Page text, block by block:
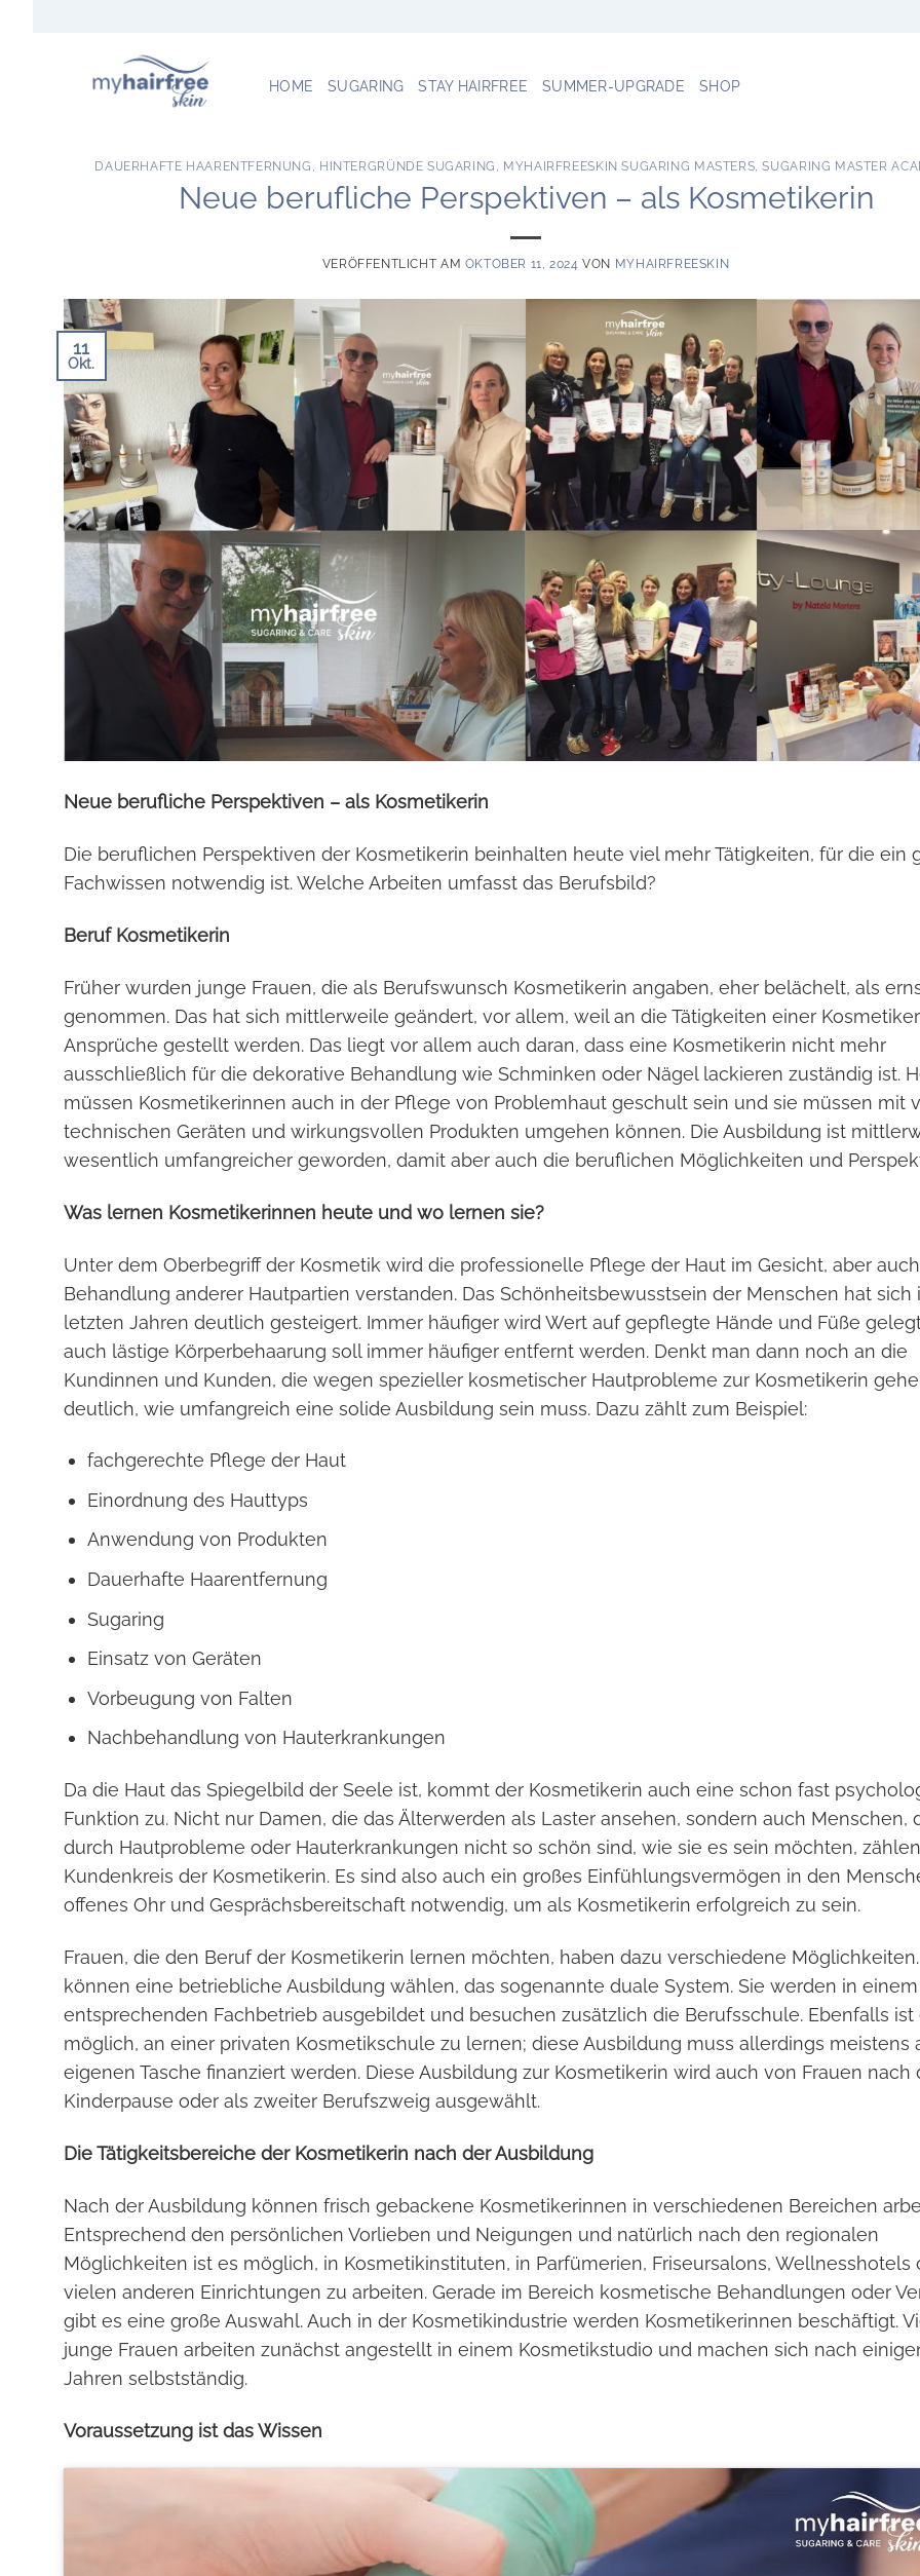
HOME SUGARING STAY HAIRFREE SUMMER-UPGRADE SHOP
DAUERHAFTE HAARENTFERNUNG , HINTERGRÜNDE SUGARING , MYHAIRFREESKIN SUGARING MASTERS,SUGARING MASTER
Neue berufliche Perspektiven – als Kosmetikerin
VERÖFFENTLICHT AM OKTOBER 11, 2024 VON MYHAIRFREESKIN
11
Okt.
Neue berufliche Perspektiven – als Kosmetikerin
Die beruflichen Perspektiven der Kosmetikerin beinhalten heute viel mehr Tätigkeiten, für die ein
Fachwissen notwendig ist. Welche Arbeiten umfasst das Berufsbild?
Beruf Kosmetikerin
Früher wurden junge Frauen, die als Berufswunsch Kosmetikerin angaben, eher belächelt, als
genommen. Das hat sich mittlerweile geändert, vor allem, weil an die Tätigkeiten einer
Ansprüche gestellt werden. Das liegt vor allem auch daran, dass eine Kosmetikerin nicht mehr
ausschließlich für die dekorative Behandlung wie Schminken oder Nägel lackieren zuständig ist.
müssen Kosmetikerinnen auch in der Pflege von Problemhaut geschult sein und sie müssen mit
technischen Geräten und wirkungsvollen Produkten umgehen können. Die Ausbildung ist
wesentlich umfangreicher geworden, damit aber auch die beruflichen Möglichkeiten und
Was lernen Kosmetikerinnen heute und wo lernen sie?
Unter dem Oberbegriff der Kosmetik wird die professionelle Pflege der Haut im Gesicht, aber
Behandlung anderer Hautpartien verstanden. Das Schönheitsbewusstsein der Menschen hat sich
letzten Jahren deutlich gesteigert. Immer häufiger wird Wert auf gepflegte Hände und Füße
auch lästige Körperbehaarung soll immer häufiger entfernt werden. Denkt man dann noch an die
Kundinnen und Kunden, die wegen spezieller kosmetischer Hautprobleme zur Kosmetikerin
deutlich, wie umfangreich eine solide Ausbildung sein muss. Dazu zählt zum Beispiel:
fachgerechte Pflege der Haut
Einordnung des Hauttyps
Anwendung von Produkten
Dauerhafte Haarentfernung
Sugaring
Einsatz von Geräten
Vorbeugung von Falten
Nachbehandlung von Hauterkrankungen
Da die Haut das Spiegelbild der Seele ist, kommt der Kosmetikerin auch eine schon fast
Funktion zu. Nicht nur Damen, die das Älterwerden als Laster ansehen, sondern auch Menschen,
durch Hautprobleme oder Hauterkrankungen nicht so schön sind, wie sie es sein möchten,
Kundenkreis der Kosmetikerin. Es sind also auch ein großes Einfühlungsvermögen in den
offenes Ohr und Gesprächsbereitschaft notwendig, um als Kosmetikerin erfolgreich zu sein.
Frauen, die den Beruf der Kosmetikerin lernen möchten, haben dazu verschiedene
können eine betriebliche Ausbildung wählen, das sogenannte duale System. Sie werden in einem
entsprechenden Fachbetrieb ausgebildet und besuchen zusätzlich die Berufsschule. Ebenfalls ist
möglich, an einer privaten Kosmetikschule zu lernen; diese Ausbildung muss allerdings meistens
eigenen Tasche finanziert werden. Diese Ausbildung zur Kosmetikerin wird auch von Frauen nach
Kinderpause oder als zweiter Berufszweig ausgewählt.
Die Tätigkeitsbereiche der Kosmetikerin nach der Ausbildung
Nach der Ausbildung können frisch gebackene Kosmetikerinnen in verschiedenen Bereichen
Entsprechend den persönlichen Vorlieben und Neigungen und natürlich nach den regionalen
Möglichkeiten ist es möglich, in Kosmetikinstituten, in Parfümerien, Friseursalons, Wellnesshotels
vielen anderen Einrichtungen zu arbeiten. Gerade im Bereich kosmetische Behandlungen oder
gibt es eine große Auswahl. Auch in der Kosmetikindustrie werden Kosmetikerinnen beschäftigt.
junge Frauen arbeiten zunächst angestellt in einem Kosmetikstudio und machen sich nach
Jahren selbstständig.
Voraussetzung ist das Wissen